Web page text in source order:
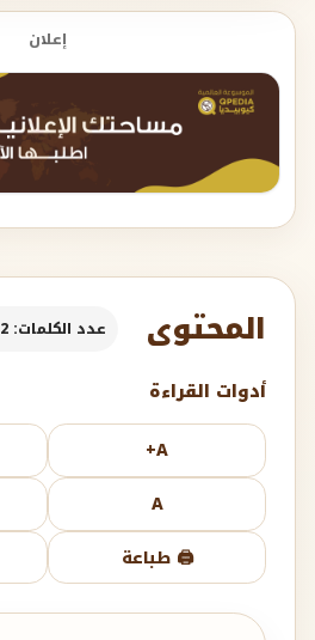
إعلان
المحتوى عدد الكلمات: 412
أدوات القراءة
A+
A
🖨️ طباعة